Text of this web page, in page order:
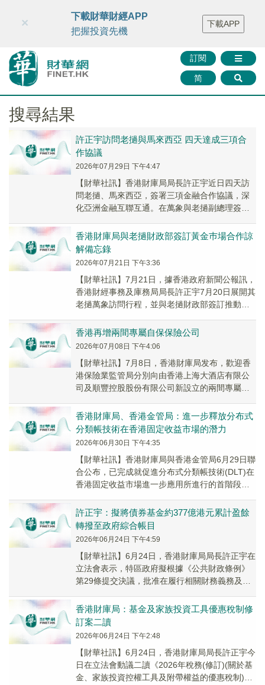
財華智庫網 FINTV FINMETA 財華證券 媒體矩陣
智庫沙龍
聯絡我們
訂閱
简
×
下載財華財經APP
把握投資先機
下載APP
搜尋結果
許正宇訪問老撾與馬來西亞 四天達成三項合
作協議
2026年07月29日 下午4:47
【財華社訊】香港財庫局局長許正宇近日四天訪
問老撾、馬來西亞，簽署三項金融合作協議，深
化亞洲金融互聯互通。在萬象與老撾副總理簽黃
央黃金清算...
香港財庫局與老撾財政部簽訂黃金巿場合作諒
解備忘錄
2026年07月21日 下午3:36
【財華社訊】7月21日，據香港政府新聞公報訊，
香港財經事務及庫務局局長許正宇7月20日展開其
老撾萬象訪問行程，並與老撾財政部簽訂推動兩
錄...
香港再增兩間專屬自保保險公司
2026年07月08日 下午4:06
【財華社訊】7月8日，香港財庫局发布，歡迎香
港保險業監管局分別向由香港上海大酒店有限公
司及順豐控股股份有限公司新設立的兩間專屬自
至今增至...
香港財庫局、香港金管局：進一步釋放分布式
分類帳技術在香港固定收益市場的潛力
2026年06月30日 下午4:35
【財華社訊】香港財庫局與香港金管局6月29日聯
合公布，已完成就促進分布式分類帳技術(DLT)在
香港固定收益市場進一步應用所進行的首階段檢
經...
許正宇：擬將債券基金約377億港元累計盈餘
轉撥至政府綜合帳目
2026年06月24日 下午4:59
【財華社訊】6月24日，香港財庫局局長許正宇在
立法會表示，特區政府擬根據《公共財政條例》
第29條提交決議，批准在履行相關財務義務及法
債券...
香港財庫局：基金及家族投資工具優惠稅制修
訂案二讀
2026年06月24日 下午2:48
【財華社訊】6月24日，香港財庫局局長許正宇今
日在立法會動議二讀《2026年稅務(修訂)(關於基
金、家族投資控權工具及附帶權益的優惠稅制)條